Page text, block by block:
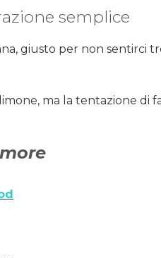
semplice
giusto per non sentirci
ma la tentazione di